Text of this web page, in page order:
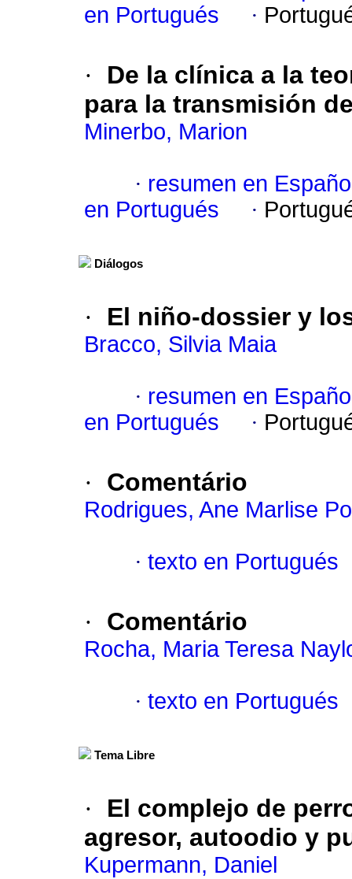
en Portugués
·
·
De la clínica a la
para la transmisión
Minerbo, Marion
· resumen en
en Portugués
·
Diálogos
· El niño-dossier y
Bracco, Silvia Maia
· resumen en
en Portugués
·
· Comentário
Rodrigues, Ane Marlise
· texto en Portugués
· Comentário
Rocha, Maria Teresa
· texto en Portugués
Tema Libre
·
El complejo de
agresor, autoodio y
Kupermann, Daniel